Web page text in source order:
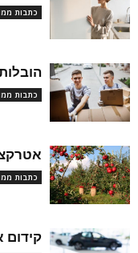
כתבות
כתבות
כתבות
קידום